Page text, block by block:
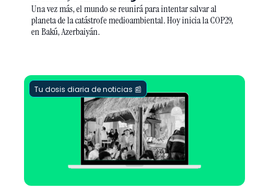
Una vez más, el mundo se reunirá para intentar salvar al
planeta de la catástrofe medioambiental. Hoy inicia la COP29,
en Bakú, Azerbaiyán.
Tu dosis diaria de noticias 📰